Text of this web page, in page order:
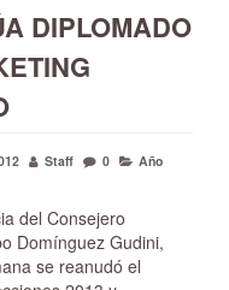
DIPLOMADO
Staff 0
Año
del Consejero
Domínguez Gudini,
se reanudó el